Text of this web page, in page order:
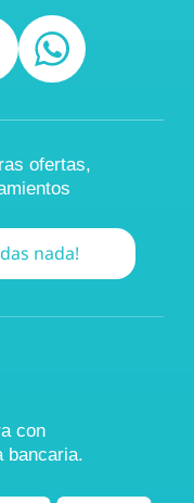
ofertas,
nada!
con
bancaria.